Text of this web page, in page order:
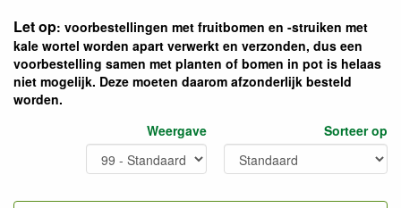
Let op: voorbestellingen met fruitbomen en -struiken met
kale wortel worden apart verwerkt en verzonden, dus een
voorbestelling samen met planten of bomen in pot is helaas
niet mogelijk. Deze moeten daarom afzonderlijk besteld
worden.
Weergave
Sorteer op